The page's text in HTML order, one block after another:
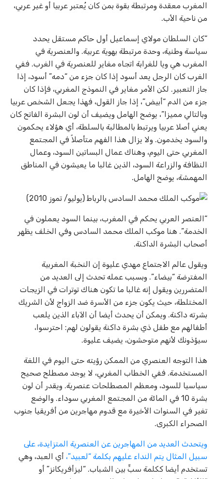
المغرب معقدة ومرتبطة بقوة بمن كان يُعتبر عربيا أو غير عربي،
من ناحية الأب.
“كان السلطان مولاي إسماعيل أول حاكم مستقل يحدد
سياسة وطنية، وحدة مرتبطة بهوية عربية. والعنصرية في
المغرب هي ويا للغرابة اتجاه مغاير للعنصرية في الغرب. ففي
الغرب كان الرجل يعد أسود إذا كان جزء من “دمه” أسود، إذا
جاز التعبير. لكن الأمر مغاير في النموذج المغربي، فإذا كان
جزء من الدم “أبيض”، إذا جاز القول، فهذا يجعل الشخص عربيا
وبالتالي مميزا”، يوضح الهامل ويضيف أن لون البشرة الفاتح كان
يعني أصلا عربيا ويرتبط بالمطالبة بالسلطة، أي هؤلاء يحكمون
والسود يخدمون. ولا يزال هذا الفهم متأصلاً في المجتمع
المغربي حتى اليوم، وهناك عمال البساتين السود، وعمال
النظافة والزراعة السود، الذين غالبا ما يعيشون في المناطق
المهمشة، يوضح الهامل.
“العنصر العربي يحكم في المغرب، بينما السود يعملون في
الخدمة”. هنا موكب الملك محمد السادس وفي الخلف يظهر
أصحاب البشرة الداكنة.
ويقول عالم الاجتماع مهدي عليوة إن النخبة المغربية
المفترضة “بيضاء”. وبسبب عمله تحدث إلى العديد من
المتضررين ويقول إنه غالبا ما تكون هناك توترات في الزيجات
المختلطة، حيث يكون جزء من الأسرة ضد الزواج لأن الشريك
بشرته داكنة. ويمكن أن يحدث أيضا أن الآباء الذين يلعب
أطفالهم مع طفل ذي بشرة داكنة يقولون لهم: احترسوا،
سيؤذونك لأنهم متوحشون، يضيف عليوة.
هذا التوجه العنصري من الممكن رؤيته حتى اليوم في اللغة
المستخدمة. ففي الخطاب المغربي، لا يوجد مصطلح صحيح
سياسيا للسود، ومعظم المصطلحات عنصرية. ويقدر أن لون
بشرة 10 في المائة من المجتمع المغربي سوداء. والوضع
تغير في السنوات الأخيرة مع قدوم مهاجرين من أفريقيا جنوب
الصحراء الكبرى.
ويتحدث العديد من المهاجرين عن العنصرية المتزايدة، على
سبيل المثال يتم النداء عليهم بكلمة “لعبيد”، أي العبد، وهي
تستخدم أيضا ككلمة سبٍّ بين الشباب. “ليزأفريكانز” أو